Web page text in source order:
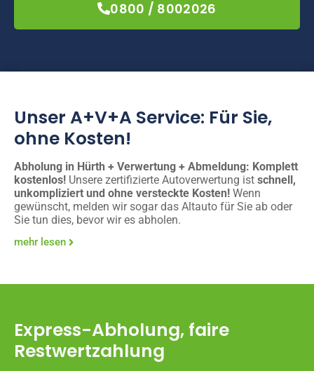
0800 / 8002026
Unser A+V+A Service: Für Sie,
ohne Kosten!
Abholung in Hürth + Verwertung + Abmeldung: Komplett
kostenlos! Unsere zertifizierte Autoverwertung ist schnell,
unkompliziert und ohne versteckte Kosten! Wenn
gewünscht, melden wir sogar das Altauto für Sie ab oder
Sie tun dies, bevor wir es abholen.
mehr lesen
Express-Abholung, faire
Restwertzahlung